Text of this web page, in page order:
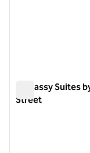
Embassy Suites
Street